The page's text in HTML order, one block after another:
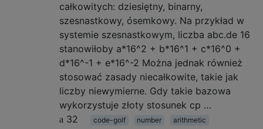
całkowitych: dziesiętny, binarny,
szesnastkowy, ósemkowy. Na przykład w
systemie szesnastkowym, liczba abc.de 16
stanowiłoby a*16^2 + b*16^1 + c*16^0 +
d*16^-1 + e*16^-2 Można jednak również
stosować zasady niecałkowite, takie jak
liczby niewymierne. Gdy takie bazowa
wykorzystuje złoty stosunek cp …
32
code-golf number
arithmetic